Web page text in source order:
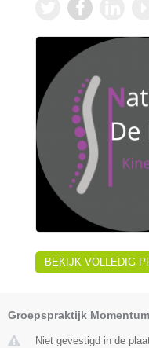
BEKIJK VOLLEDIG
Groepspraktijk Momentum
Niet gevestigd in de